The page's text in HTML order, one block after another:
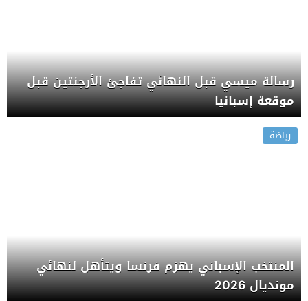
رسالة ميسي قبل النهائي تفاجئ الأرجنتين قبل
موقعة إسبانيا
رياضة
المنتخب الإسباني يهزم فرنسا ويتأهل لنهائي
مونديال 2026